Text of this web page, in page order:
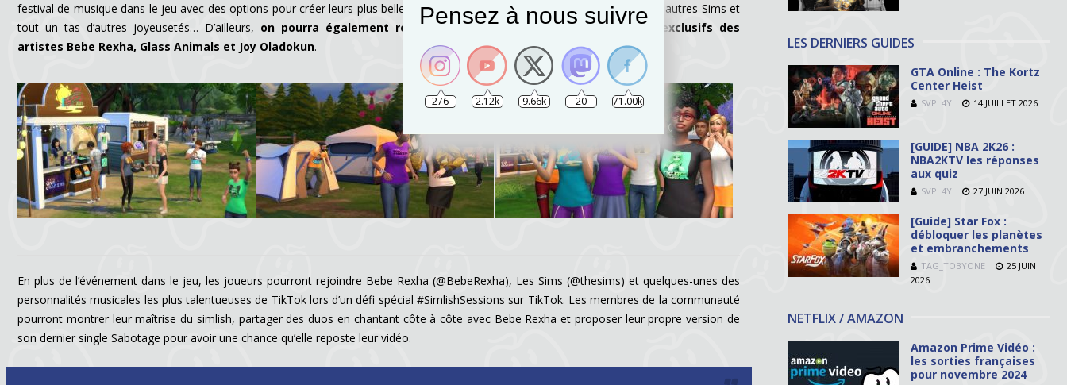
festival de musique dans le jeu avec des options pour créer leurs plus belles tenues de festival, camper, faire la fête avec les autres Sims et
tout un tas d’autres joyeusetés… D’ailleurs, on pourra également retrouver des produits dérivés numériques exclusifs des
artistes Bebe Rexha, Glass Animals et Joy Oladokun.
En plus de l’événement dans le jeu, les joueurs pourront rejoindre Bebe Rexha (@BebeRexha), Les Sims (@thesims) et quelques-unes des
personnalités musicales les plus talentueuses de TikTok lors d’un défi spécial #SimlishSessions sur TikTok. Les membres de la communauté
pourront montrer leur maîtrise du simlish, partager des duos en chantant côte à côte avec Bebe Rexha et proposer leur propre version de
son dernier single Sabotage pour avoir une chance qu’elle reposte leur vidéo.
LES DERNIERS GUIDES
GTA Online : The Kortz
Center Heist
SVPL4Y 14 JUILLET 2026
[GUIDE] NBA 2K26 :
NBA2KTV les réponses
aux quiz
SVPL4Y 27 JUIN 2026
[Guide] Star Fox :
débloquer les planètes
et embranchements
TAG_TOBYONE
25 JUIN
2026
NETFLIX / AMAZON
Amazon Prime Vidéo :
les sorties françaises
pour novembre 2024
Pensez à nous suivre
276 2.12k 9.66k 20 71.00k